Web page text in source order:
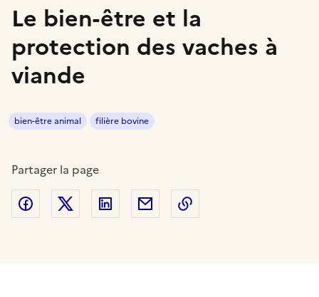
Le bien-être et la
protection des vaches à
viande
bien-être animal filière bovine
Partager la page
Partager sur Facebook
Partager sur Twitter
Partager sur LinkedIn
Partager par email